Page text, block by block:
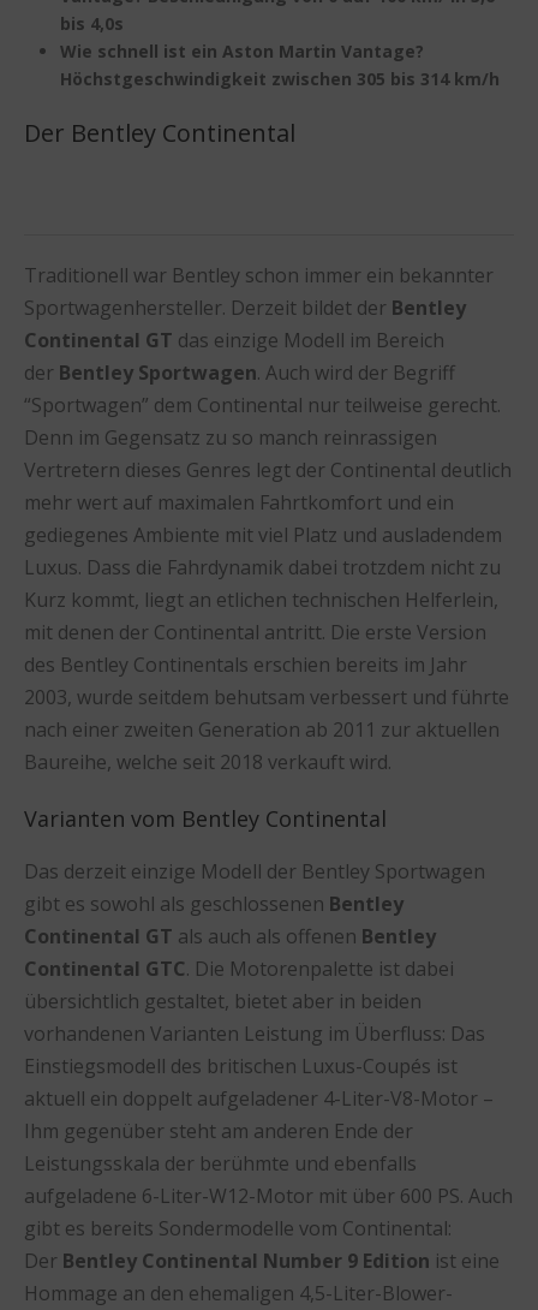
bis 4,0s
Wie schnell ist ein Aston Martin Vantage?
Höchstgeschwindigkeit zwischen 305 bis 314 km/h
Der Bentley Continental
Traditionell war Bentley schon immer ein bekannter
Sportwagenhersteller. Derzeit bildet der Bentley
Continental GT das einzige Modell im Bereich
der Bentley Sportwagen. Auch wird der Begriff
“Sportwagen” dem Continental nur teilweise gerecht.
Denn im Gegensatz zu so manch reinrassigen
Vertretern dieses Genres legt der Continental deutlich
mehr wert auf maximalen Fahrtkomfort und ein
gediegenes Ambiente mit viel Platz und ausladendem
Luxus. Dass die Fahrdynamik dabei trotzdem nicht zu
Kurz kommt, liegt an etlichen technischen Helferlein,
mit denen der Continental antritt. Die erste Version
des Bentley Continentals erschien bereits im Jahr
2003, wurde seitdem behutsam verbessert und führte
nach einer zweiten Generation ab 2011 zur aktuellen
Baureihe, welche seit 2018 verkauft wird.
Varianten vom Bentley Continental
Das derzeit einzige Modell der Bentley Sportwagen
gibt es sowohl als geschlossenen Bentley
Continental GT als auch als offenen Bentley
Continental GTC. Die Motorenpalette ist dabei
übersichtlich gestaltet, bietet aber in beiden
vorhandenen Varianten Leistung im Überfluss: Das
Einstiegsmodell des britischen Luxus-Coupés ist
aktuell ein doppelt aufgeladener 4-Liter-V8-Motor –
Ihm gegenüber steht am anderen Ende der
Leistungsskala der berühmte und ebenfalls
aufgeladene 6-Liter-W12-Motor mit über 600 PS. Auch
gibt es bereits Sondermodelle vom Continental:
Der Bentley Continental Number 9 Edition ist eine
Hommage an den ehemaligen 4,5-Liter-Blower-